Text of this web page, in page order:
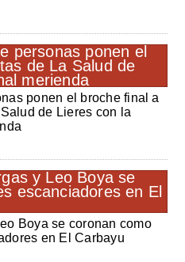
ponen el broche final a
de Lieres con la
Boya se coronan como
en El Carbayu